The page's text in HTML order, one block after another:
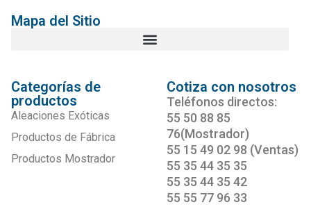
Mapa del Sitio
Categorías de
productos
Aleaciones Exóticas
Productos de Fábrica
Productos Mostrador
Cotiza con nosotros
Teléfonos directos:
55 50 88 85
76(Mostrador)
55 15 49 02 98 (Ventas)
55 35 44 35 35
55 35 44 35 42
55 55 77 96 33